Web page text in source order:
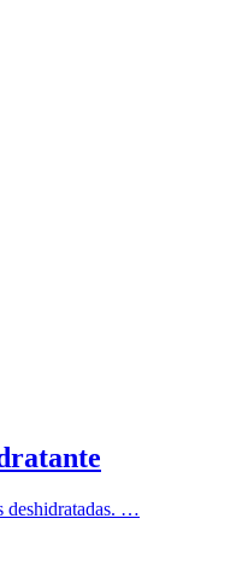
deshidratadas. …